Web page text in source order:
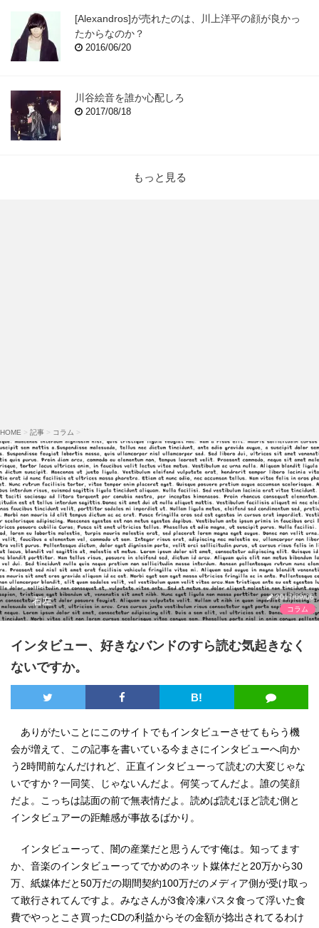
[Alexandros]が売れたのは、川上洋平の顔が良かっ
たからなのか？
2016/06/20
川谷絵音を誰か心配しろ
2017/08/18
もっと見る
HOME > 記事 > コラム >
石左
2017/09/06
コラム
インタビュー、好きなバンドのすら読む気起きなく
ないですか。
B!
ありがたいことにこのサイトでもインタビューさせてもらう機
会が増えて、この記事を書いている今まさにインタビューへ向か
う2時間前なんだけれど、正直インタビューって読むの大変じゃな
いですか？一同笑、じゃないんだよ。何笑ってんだよ。誰の笑顔
だよ。こっちは誌面の前で無表情だよ。読めば読むほど読む側と
インタビュアーの距離感が事故るばかり。
インタビューって、闇の産業だと思うんです俺は。知ってます
か、音楽のインタビューってでかめのネット媒体だと20万から30
万、紙媒体だと50万だの期間契約100万だのメディア側が受け取っ
て敢行されてんですよ。みなさんが3食冷凍パスタ食って浮いた食
費でやっとこさ買ったCDの利益からその金額が捻出されてるわけ